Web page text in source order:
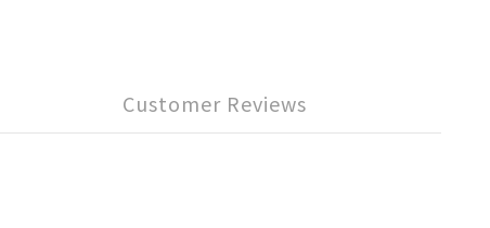
Customer Reviews